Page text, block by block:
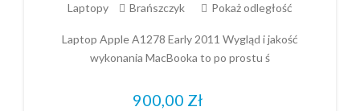
Laptopy Brańszczyk Pokaż odległość
Laptop Apple A1278 Early 2011 Wygląd i jakość
wykonania MacBooka to po prostu ś
900,00 Zł